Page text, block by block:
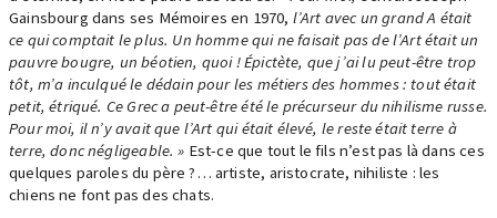
Gainsbourg dans ses Mémoires en 1970, l’Art avec un grand A était
ce qui comptait le plus. Un homme qui ne faisait pas de l’Art était un
pauvre bougre, un béotien, quoi ! Épictète, que j’ai lu peut-être trop
tôt, m’a inculqué le dédain pour les métiers des hommes : tout était
petit, étriqué. Ce Grec a peut-être été le précurseur du nihilisme russe.
Pour moi, il n’y avait que l’Art qui était élevé, le reste était terre à
terre, donc négligeable. » Est-ce que tout le fils n’est pas là dans ces
quelques paroles du père ?… artiste, aristocrate, nihiliste : les
chiens ne font pas des chats.